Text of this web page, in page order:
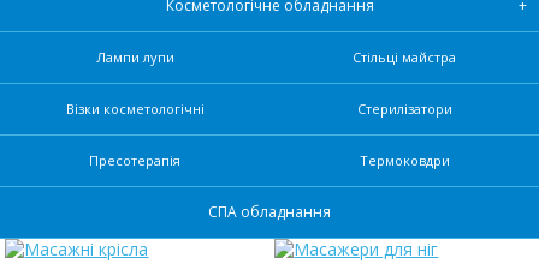
Косметологічне обладнання
Лампи лупи Стільці майстра
Візки косметологічні Стерилізатори
Пресотерапія Термоковдри
СПА обладнання